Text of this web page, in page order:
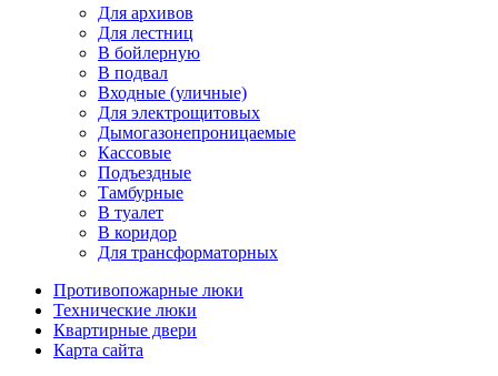
Для архивов
Для лестниц
В бойлерную
В подвал
Входные (уличные)
Для электрощитовых
Дымогазонепроницаемые
Кассовые
Подъездные
Тамбурные
В туалет
В коридор
Для трансформаторных
Противопожарные люки
Технические люки
Квартирные двери
Карта сайта